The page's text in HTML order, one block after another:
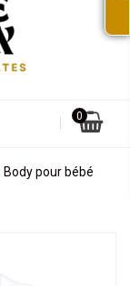
0
Body pour bébé